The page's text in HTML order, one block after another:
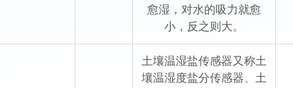
愈湿，对水的吸力就愈
小，反之则大。
土壤温湿盐传感器又称土
壤温湿度盐分传感器、土